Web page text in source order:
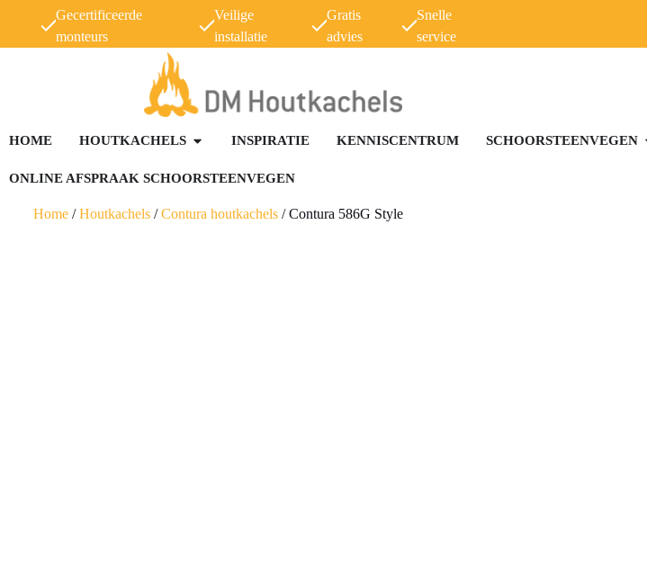
Gecertificeerde
monteurs
Veilige
installatie
Gratis
advies
Snelle
service
HOME HOUTKACHELS INSPIRATIE KENNISCENTRUM SCHOORSTEENVEGEN
ONLINE AFSPRAAK SCHOORSTEENVEGEN
Home /Houtkachels /Contura houtkachels /Contura 586G Style